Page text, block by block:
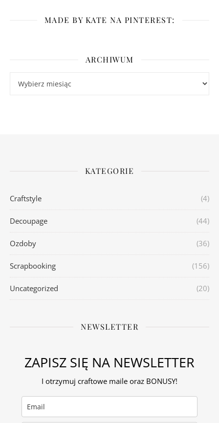
MADE BY KATE NA PINTEREST:
ARCHIWUM
KATEGORIE
Craftstyle (4)
Decoupage (44)
Ozdoby (36)
Scrapbooking (156)
Uncategorized (20)
NEWSLETTER
ZAPISZ SIĘ NA NEWSLETTER
I otrzymuj craftowe maile oraz BONUSY!